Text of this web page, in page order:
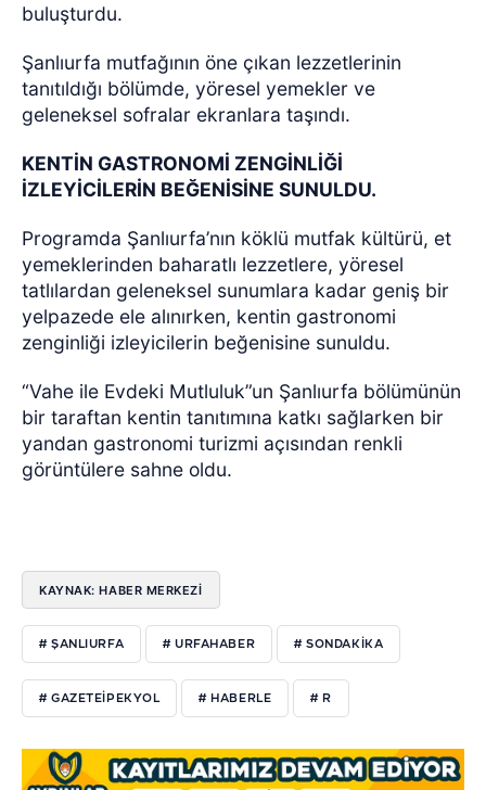
buluşturdu.
Şanlıurfa mutfağının öne çıkan lezzetlerinin
tanıtıldığı bölümde, yöresel yemekler ve
geleneksel sofralar ekranlara taşındı.
KENTİN GASTRONOMİ ZENGİNLİĞİ
İZLEYİCİLERİN BEĞENİSİNE SUNULDU.
Programda Şanlıurfa’nın köklü mutfak kültürü, et
yemeklerinden baharatlı lezzetlere, yöresel
tatlılardan geleneksel sunumlara kadar geniş bir
yelpazede ele alınırken, kentin gastronomi
zenginliği izleyicilerin beğenisine sunuldu.
“Vahe ile Evdeki Mutluluk”un Şanlıurfa bölümünün
bir taraftan kentin tanıtımına katkı sağlarken bir
yandan gastronomi turizmi açısından renkli
görüntülere sahne oldu.
KAYNAK: HABER MERKEZI
# ŞANLIURFA # URFAHABER # SONDAKIKA
# GAZETEIPEKYOL # HABERLE # R